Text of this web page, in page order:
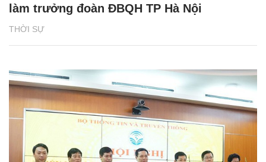
THỜI SỰ
làm trưởng đoàn ĐBQH TP Hà Nội